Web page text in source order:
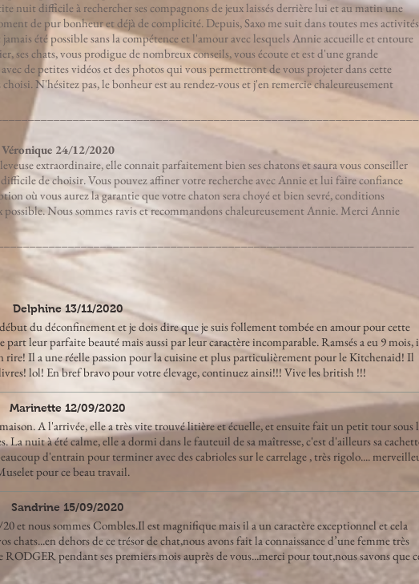
nuit difficile à rechercher ses compagnons de jeux laissés derrière lui et au matin une
de pur bonheur et déjà de complicité. Depuis, Saxo me suit dans toutes mes activités
été possible sans la compétence et l'amour avec lesquels Annie accueille et entoure
ses chats, vous prodigue de nombreux conseils, vous écoute et est d'une grande
de petites vidéos et des photos qui vous permettront de vous projeter dans cette
N'hésitez pas, le bonheur est au rendez-vous et j'en remercie chaleureusement
Véronique 24/12/2020
extraordinaire, elle connait parfaitement bien ses chatons et saura vous conseiller
de choisir. Vous pouvez affiner votre recherche avec Annie et lui faire confiance
où vous aurez la garantie que votre chaton sera choyé et bien sevré, conditions
Nous sommes ravis et recommandons chaleureusement Annie. Merci Annie
Delphine 13/11/2020
du déconfinement et je dois dire que je suis follement tombée en amour pour cette
leur parfaite beauté mais aussi par leur caractère incomparable. Ramsés a eu 9 mois,
rire! Il a une réelle passion pour la cuisine et plus particulièrement pour le Kitchenaid! Il
lol! En bref bravo pour votre élevage, continuez ainsi!!! Vive les british !!!
Marinette 12/09/2020
A l'arrivée, elle a très vite trouvé litière et écuelle, et ensuite fait un petit tour sous
nuit à été calme, elle a dormi dans le fauteuil de sa maîtresse, c'est d'ailleurs sa
d'entrain pour terminer avec des cabrioles sur le carrelage , très rigolo....
pour ce beau travail.
Sandrine 15/09/2020
et nous sommes Combles.Il est magnifique mais il a un caractère exceptionnel et cela
chats...en dehors de ce trésor de chat,nous avons fait la connaissance d’une femme très
pendant ses premiers mois auprès de vous...merci pour tout,nous savons que